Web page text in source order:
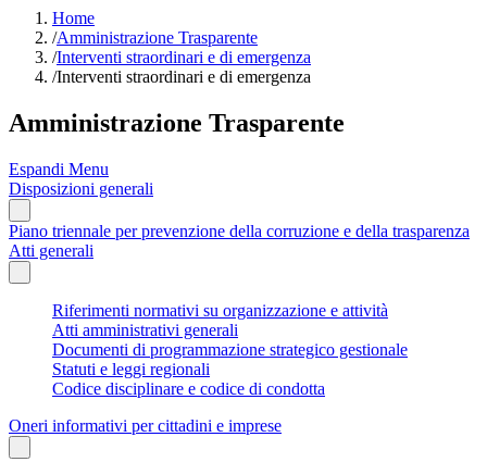
Home
/Amministrazione Trasparente
/Interventi straordinari e di emergenza
/Interventi straordinari e di emergenza
Amministrazione Trasparente
Espandi Menu
Disposizioni generali
Piano triennale per prevenzione della corruzione e della trasparenza
Atti generali
Riferimenti normativi su organizzazione e attività
Atti amministrativi generali
Documenti di programmazione strategico gestionale
Statuti e leggi regionali
Codice disciplinare e codice di condotta
Oneri informativi per cittadini e imprese